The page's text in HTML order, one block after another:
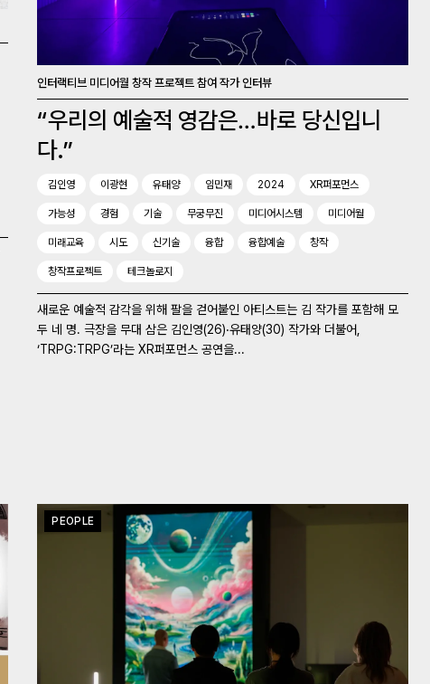
인터랙티브 미디어월 창작 프로젝트 참여 작가 인터뷰
“우리의 예술적 영감은…바로 당신입니
다.”
김인영 이광현 유태양 임민재 2024 XR퍼포먼스
가능성 경험 기술 무궁무진 미디어시스템 미디어월
미래교육 시도 신기술 융합 융합예술 창작
창작프로젝트 테크놀로지
새로운 예술적 감각을 위해 팔을 걷어붙인 아티스트는 김 작가를 포함해 모
두 네 명. 극장을 무대 삼은 김인영(26)‧유태양(30) 작가와 더불어,
‘TRPG:TRPG’라는 XR퍼포먼스 공연을...
PEOPLE